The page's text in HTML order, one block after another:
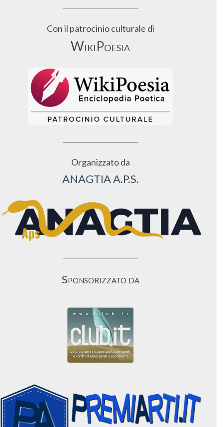
Con il patrocinio culturale di
WikiPoesia
Organizzato da
ANAGTIA A.P.S.
Sponsorizzato da